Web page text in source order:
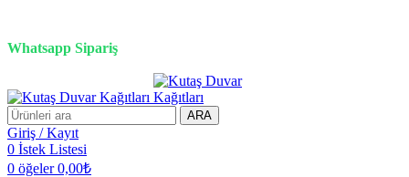
Whatsapp Sipariş
ARA
Giriş / Kayıt
0 İstek Listesi
0 öğeler 0,00₺